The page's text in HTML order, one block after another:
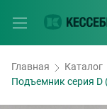
Главная Каталог
Подъемник серия